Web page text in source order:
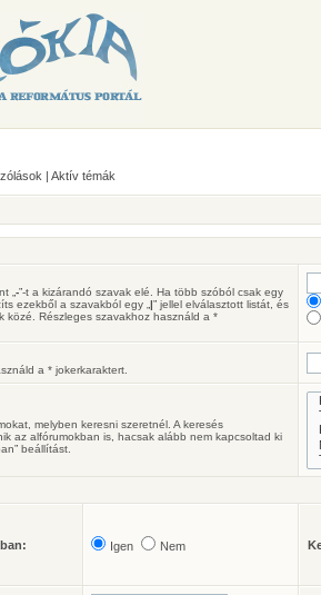
| Aktív témák
„ -”-t a kizárandó szavak elé. Ha több szóból csak egy
ezekből a szavakból egy „ |” jellel elválasztott listát, és
közé. Részleges szavakhoz használd a *
a * jokerkaraktert.
melyben keresni szeretnél. A keresés
az alfórumokban is, hacsak alább nem kapcsoltad ki
beállítást.
Igen Nem